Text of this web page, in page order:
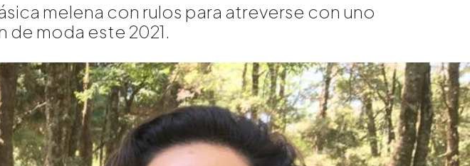
melena con rulos para atreverse con uno
de moda este 2021.